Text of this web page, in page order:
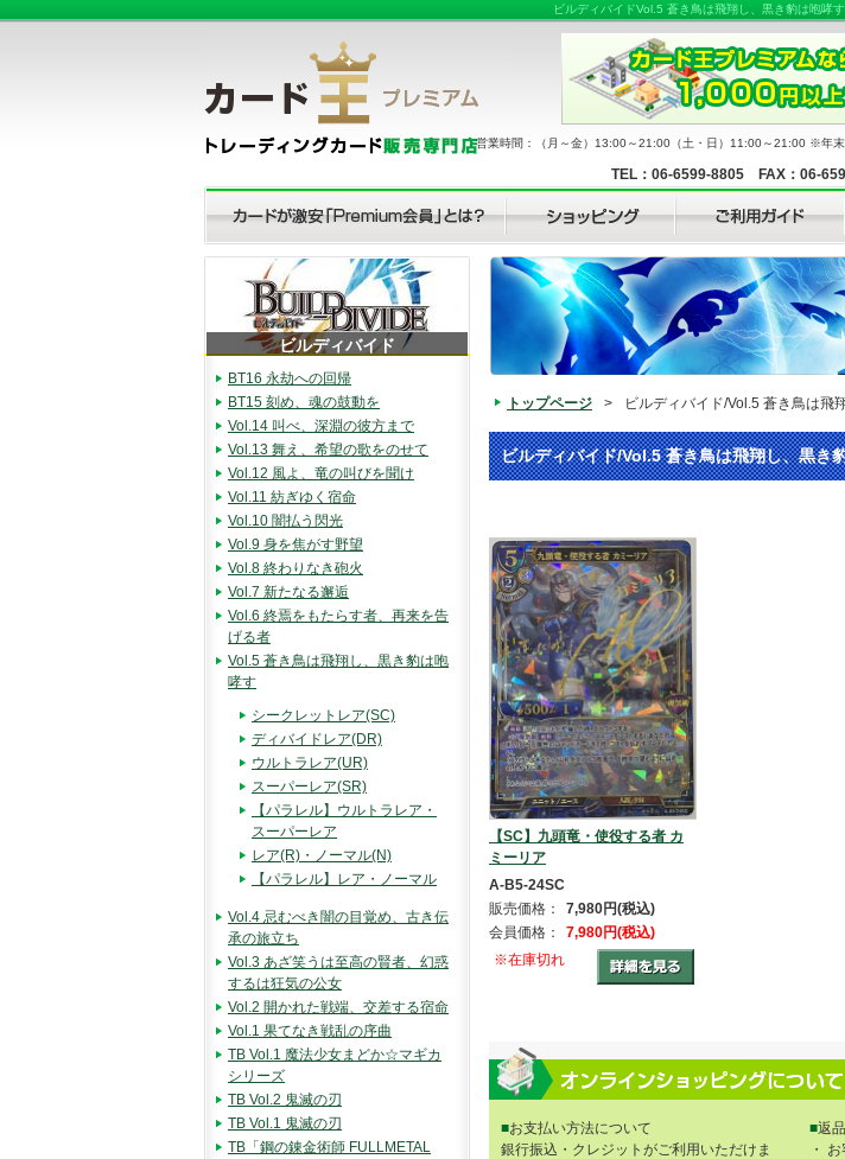
ビルディバイドVol.5 蒼き鳥は飛翔し、黒き豹は咆哮
営業時間：（月～金）13:00～21:00（土・日）11:00～21:00 ※年
TEL：06-6599-8805 FAX：06-
トップページ > ビルディバイド/Vol.5 蒼き鳥は飛
ビルディバイド/Vol.5 蒼き鳥は飛翔し、黒き
【SC】九頭竜・使役する者 カ
ミーリア
A-B5-24SC
販売価格：
7,980円(税込)
会員価格：
7,980円(税込)
※在庫切れ
■お支払い方法について
銀行振込・クレジットがご利用いただけま
■返
・
ビルディバイド
BT16 永劫への回帰
BT15 刻め、魂の鼓動を
Vol.14 叫べ、深淵の彼方まで
Vol.13 舞え、希望の歌をのせて
Vol.12 風よ、竜の叫びを聞け
Vol.11 紡ぎゆく宿命
Vol.10 闇払う閃光
Vol.9 身を焦がす野望
Vol.8 終わりなき砲火
Vol.7 新たなる邂逅
Vol.6 終焉をもたらす者、再来を告
げる者
Vol.5 蒼き鳥は飛翔し、黒き豹は咆
哮す
シークレットレア(SC)
ディバイドレア(DR)
ウルトラレア(UR)
スーパーレア(SR)
【パラレル】ウルトラレア・
スーパーレア
レア(R)・ノーマル(N)
【パラレル】レア・ノーマル
Vol.4 忌むべき闇の目覚め、古き伝
承の旅立ち
Vol.3 あざ笑うは至高の賢者、幻惑
するは狂気の公女
Vol.2 開かれた戦端、交差する宿命
Vol.1 果てなき戦乱の序曲
TB Vol.1 魔法少女まどか☆マギカ
シリーズ
TB Vol.2 鬼滅の刃
TB Vol.1 鬼滅の刃
TB「鋼の錬金術師 FULLMETAL